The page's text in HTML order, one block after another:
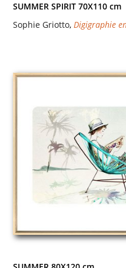
SUMMER SPIRIT 70X110 cm
Sophie Griotto, Digigraphie